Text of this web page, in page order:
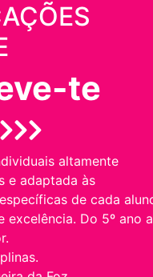
te
altamente
e adaptada às
de cada
excelência. Do 5º ano